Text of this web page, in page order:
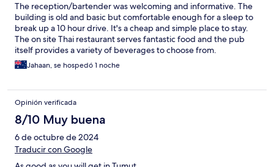
The reception/bartender was welcoming and informative. The
building is old and basic but comfortable enough for a sleep to
break up a 10 hour drive. It's a cheap and simple place to stay.
The on site Thai restaurant serves fantastic food and the pub
itself provides a variety of beverages to choose from.
Jahaan, se hospedó 1 noche
Opinión verificada
8/10 Muy buena
6 de octubre de 2024
Traducir con Google